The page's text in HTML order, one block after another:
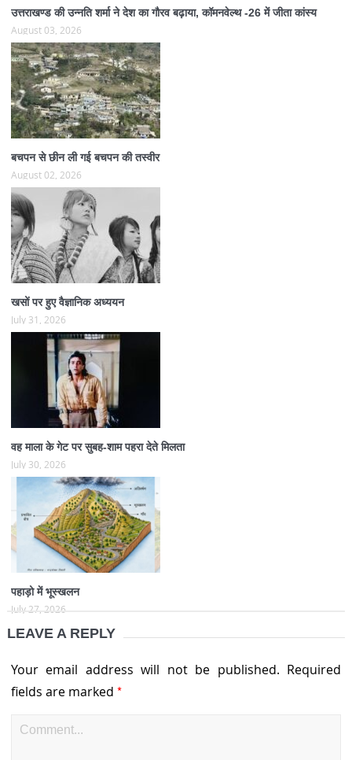
उत्तराखण्ड की उन्नति शर्मा ने देश का गौरव बढ़ाया, कॉमनवेल्थ -26 में जीता कांस्य
August 03, 2026
बचपन से छीन ली गई बचपन की तस्वीर
August 02, 2026
खसों पर हुए वैज्ञानिक अध्ययन
July 31, 2026
वह माला के गेट पर सुबह-शाम पहरा देते मिलता
July 30, 2026
पहाड़ो में भूस्खलन
July 27, 2026
LEAVE A REPLY
Your email address will not be published. Required
fields are marked *